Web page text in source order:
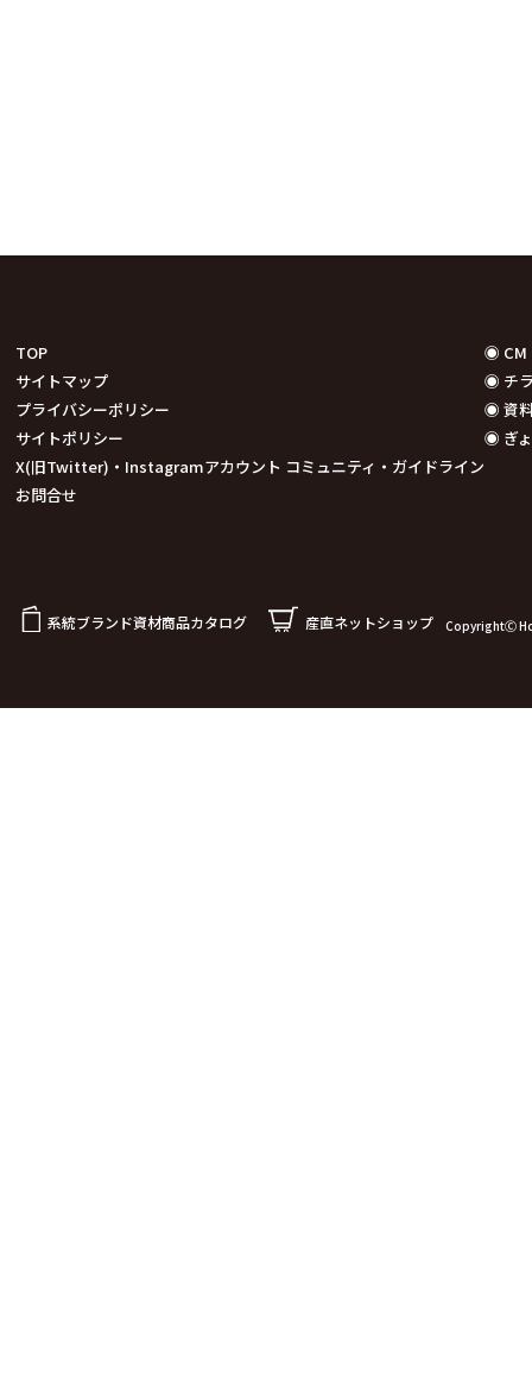
TOP
サイトマップ
プライバシーポリシー
サイトポリシー
X(旧Twitter)・Instagramアカウント コミュニティ・ガイドライン
お問合せ
◉ CM
◉ チ
◉ 資
◉ ぎ
系統ブランド資材商品カタログ 産直ネットショップ CopyrightⒸ